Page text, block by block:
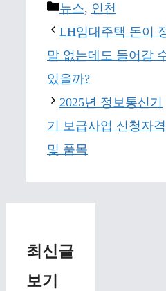
Categories
뉴스, 인천
LH임대주택 돈이
말 없는데도 들어갈
있을까?
2025년 정보통신기
기 보급사업 신청자격
및 품목
최신글
보기